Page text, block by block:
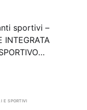
sportivi –
INTEGRATA
scaduta, in
e sportivi